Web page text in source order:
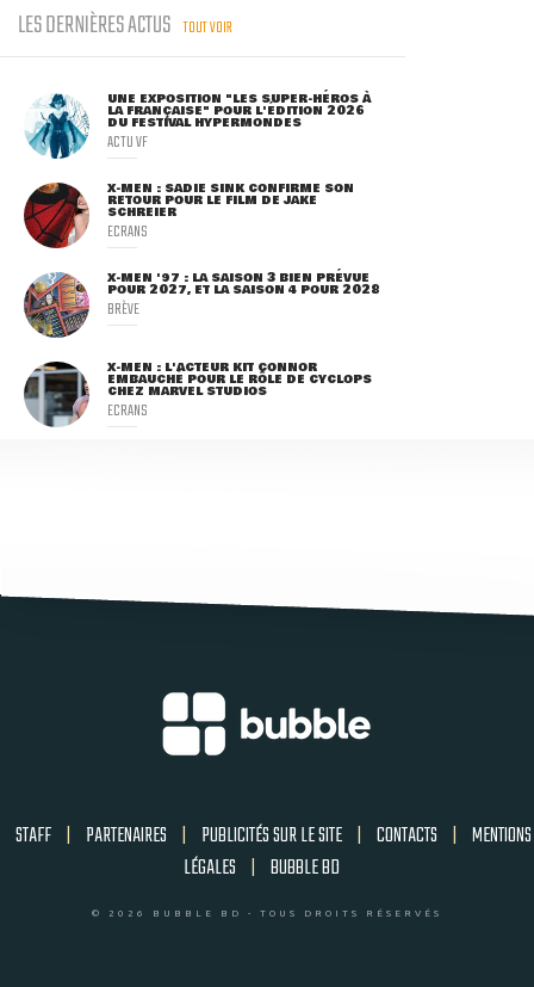
LES DERNIÈRES ACTUS TOUT VOIR
UNE EXPOSITION "LES SUPER-HÉROS À
LA FRANÇAISE" POUR L'ÉDITION 2026
DU FESTIVAL HYPERMONDES
ACTU VF
X-MEN : SADIE SINK CONFIRME SON
RETOUR POUR LE FILM DE JAKE
SCHREIER
ECRANS
X-MEN '97 : LA SAISON 3 BIEN PRÉVUE
POUR 2027, ET LA SAISON 4 POUR 2028
BRÈVE
X-MEN : L'ACTEUR KIT CONNOR
EMBAUCHÉ POUR LE RÔLE DE CYCLOPS
CHEZ MARVEL STUDIOS
ECRANS
STAFF | PARTENAIRES | PUBLICITÉS SUR LE SITE | CONTACTS | MENTIONS
LÉGALES | BUBBLE BD
© 2026 BUBBLE BD - TOUS DROITS RÉSERVÉS